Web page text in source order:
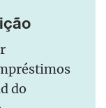
do